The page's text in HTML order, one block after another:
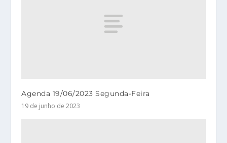
Agenda 19/06/2023 Segunda-Feira
19 de junho de 2023